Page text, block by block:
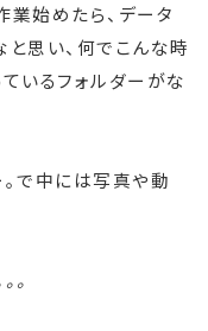
始めたら、データ
思い、何でこんな時
いるフォルダーがな
で中には写真や動
。